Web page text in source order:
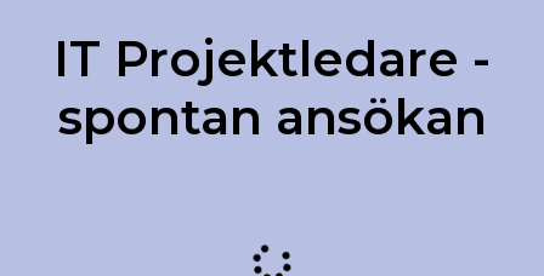
IT Projektledare -
spontan ansökan